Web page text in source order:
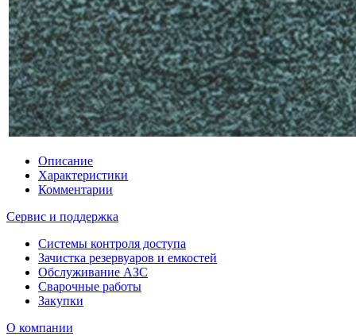
Описание
Характеристики
Комментарии
Сервис и поддержка
Системы контроля доступа
Зачистка резервуаров и емкостей
Обслуживание АЗС
Сварочные работы
Закупки
О компании